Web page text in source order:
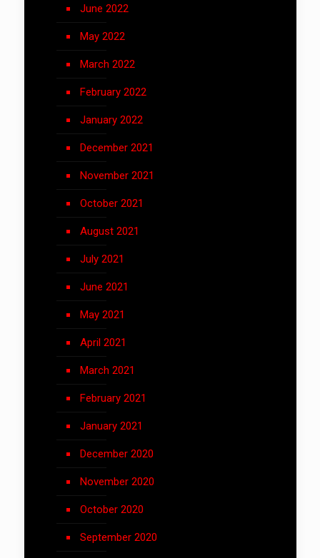
June 2022
May 2022
March 2022
February 2022
January 2022
December 2021
November 2021
October 2021
August 2021
July 2021
June 2021
May 2021
April 2021
March 2021
February 2021
January 2021
December 2020
November 2020
October 2020
September 2020